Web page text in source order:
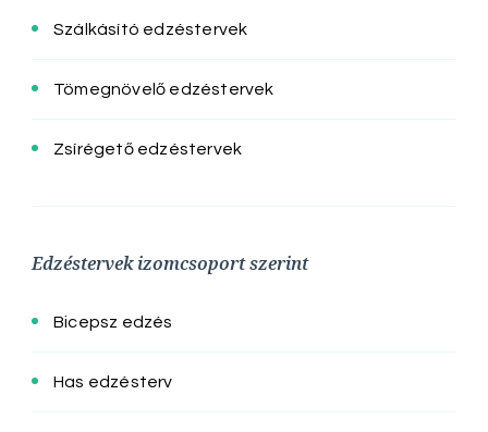
Szálkásító edzéstervek
Tömegnövelő edzéstervek
Zsírégető edzéstervek
Edzéstervek izomcsoport szerint
Bicepsz edzés
Has edzésterv